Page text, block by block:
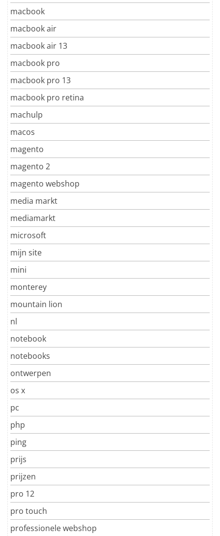
macbook
macbook air
macbook air 13
macbook pro
macbook pro 13
macbook pro retina
machulp
macos
magento
magento 2
magento webshop
media markt
mediamarkt
microsoft
mijn site
mini
monterey
mountain lion
nl
notebook
notebooks
ontwerpen
os x
pc
php
ping
prijs
prijzen
pro 12
pro touch
professionele webshop